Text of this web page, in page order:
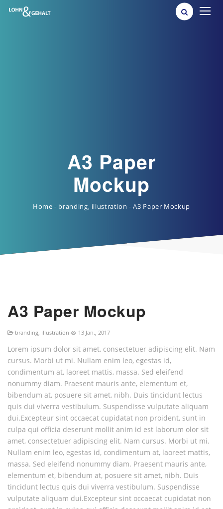
A3 Paper
Mockup
Home - branding, illustration -A3 Paper Mockup
A3 Paper Mockup
branding, illustration 13 Jan., 2017
Lorem ipsum dolor sit amet, consectetuer adipiscing elit. Nam
cursus. Morbi ut mi. Nullam enim leo, egestas id,
condimentum at, laoreet mattis, massa. Sed eleifend
nonummy diam. Praesent mauris ante, elementum et,
bibendum at, posuere sit amet, nibh. Duis tincidunt lectus
quis dui viverra vestibulum. Suspendisse vulputate aliquam
dui.Excepteur sint occaecat cupidatat non proident, sunt in
culpa qui officia deserunt mollit anim id est laborum olor sit
amet, consectetuer adipiscing elit. Nam cursus. Morbi ut mi.
Nullam enim leo, egestas id, condimentum at, laoreet mattis,
massa. Sed eleifend nonummy diam. Praesent mauris ante,
elementum et, bibendum at, posuere sit amet, nibh. Duis
tincidunt lectus quis dui viverra vestibulum. Suspendisse
vulputate aliquam dui.Excepteur sint occaecat cupidatat non